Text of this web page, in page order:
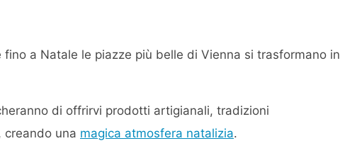
a Natale le piazze più belle di Vienna si trasformano in
di offrirvi prodotti artigianali, tradizioni
creando una magica atmosfera natalizia.